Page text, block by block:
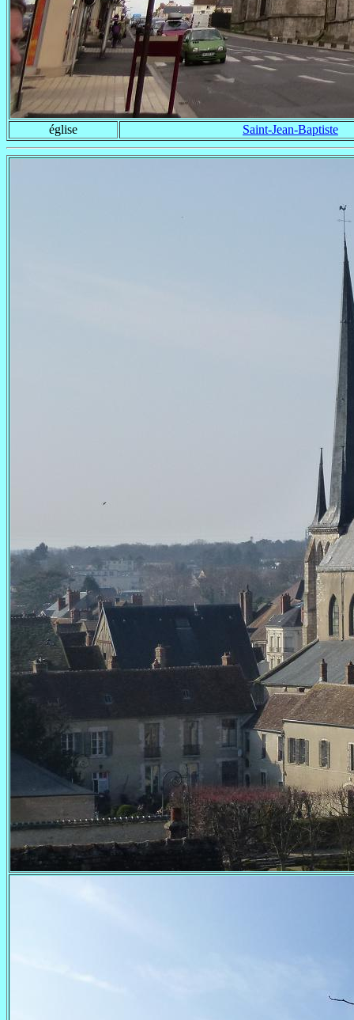
église Saint-Jean-Baptiste